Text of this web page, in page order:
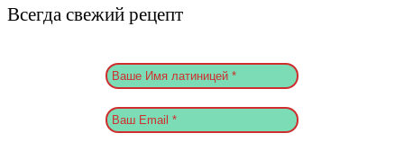
Всегда свежий рецепт